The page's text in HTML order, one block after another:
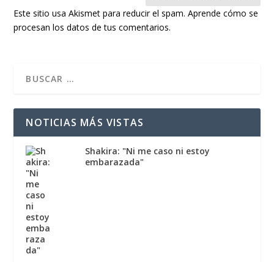
Este sitio usa Akismet para reducir el spam.Aprende cómo se
procesan los datos de tus comentarios.
NOTICIAS MÁS VISTAS
Shakira: "Ni me caso ni estoy
embarazada"